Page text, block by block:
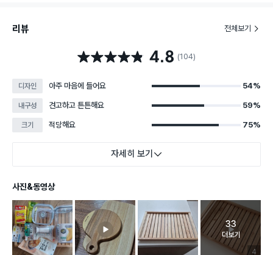
리뷰 전체보기
별점 4.8점 4.8 (104)
디자인 아주 마음에 들어요 54%
내구성 견고하고 튼튼해요 59%
크기 적당해요 75%
자세히 보기
사진&동영상
리뷰 이
4
고객 리뷰
33
더보기